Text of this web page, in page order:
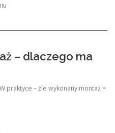
– dlaczego ma
praktyce – źle wykonany montaż =